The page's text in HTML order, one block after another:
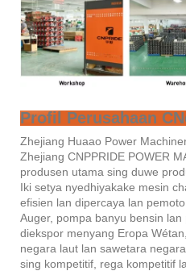
Profil Perusahaan
Zhejiang Huaao Power
Zhejiang CNPPRIDE POWER
produsen utama sing duwe
Iki setya nyedhiyakake mesin
efisien lan dipercaya lan
Auger, pompa banyu bensin
diekspor menyang Eropa
negara laut lan sawetara
sing kompetitif, rega kompetitif